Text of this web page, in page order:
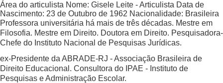
Área do articulista Nome: Gisele Leite - Articulista Data de
Nascimento: 23 de Outubro de 1962 Nacionalidade: Brasileira
Professora universitária há mais de três décadas. Mestre em
Filosofia. Mestre em Direito. Doutora em Direito. Pesquisadora-
Chefe do Instituto Nacional de Pesquisas Jurídicas.
ex-Presidente da ABRADE-RJ - Associação Brasileira de
Direito Educacional. Consultora do IPAE - Instituto de
Pesquisas e Administração Escolar.